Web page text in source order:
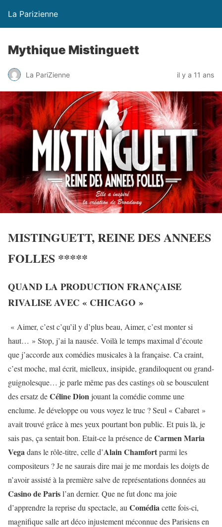
La Parizienne
Mythique Mistinguett
La PariZienne il y a 11 ans
MISTINGUETT, REINE DES ANNEES
FOLLES *****
QUAND LA PRODUCTION FRANÇAISE
RIVALISE AVEC « CHICAGO »
« Aimer, c’est c’qu’il y d’plus beau, Aimer, c’est monter si
haut… » Stop, j’ai la nausée. Voilà le temps maximal d’écoute
que j’accorde aux comédies musicales à la française. Ca craint,
c’est moche, mal écrit, mielleux, insipide, grandiloquent ou grand-
guignolesque… je parle même pas des castings où se bousculent
des ersatz deCéline Dionjouant la comédie comme une
enclume. Je développe ou vous voyez le truc ? Seul « Cabaret »
avait trouvé grâce à mes yeux pourtant bon public. Et puis là, je
sais pas, ça sentait bon. Etait-ce la présence deCarmen Maria
Vegadans le rôle-titre, celle d’Alain Chamfortparmi les
compositeurs ? Je ne saurais dire mai je me mordais les doigts de
n’avoir assisté à la première salve de représentations données au
Casino de Parisl’an dernier. Que ne fut donc ma joie
d’apprendre la reprise du spectacle, au Comédiacette fois-ci,
magnifique salle art déco injustement méconnue des Parisiens en